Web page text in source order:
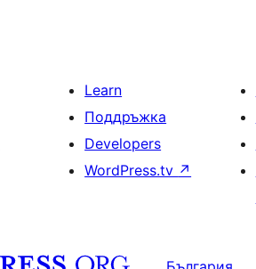
Learn
Поддръжка
Developers
WordPress.tv ↗